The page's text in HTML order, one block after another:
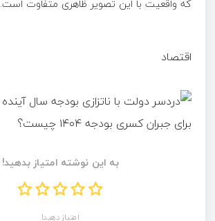
که واقعیت با این تصویر ظاهری متفاوت است.
اقتصاد
به این نوشته امتیاز بدهید!
امتیاز دهید!